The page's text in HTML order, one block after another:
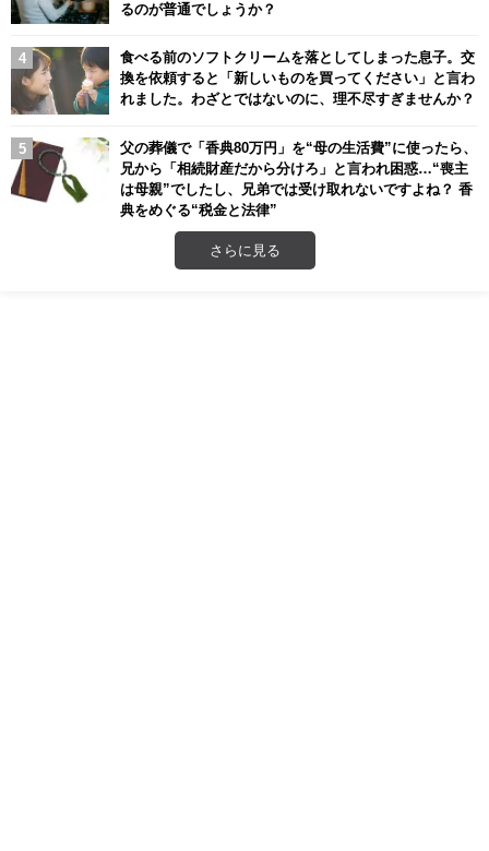
るのが普通でしょうか？
食べる前のソフトクリームを落としてしまった息子。交
換を依頼すると「新しいものを買ってください」と言わ
れました。わざとではないのに、理不尽すぎませんか？
父の葬儀で「香典80万円」を“母の生活費”に使ったら、
兄から「相続財産だから分けろ」と言われ困惑…“喪主
は母親”でしたし、兄弟では受け取れないですよね？ 香
典をめぐる“税金と法律”
さらに見る